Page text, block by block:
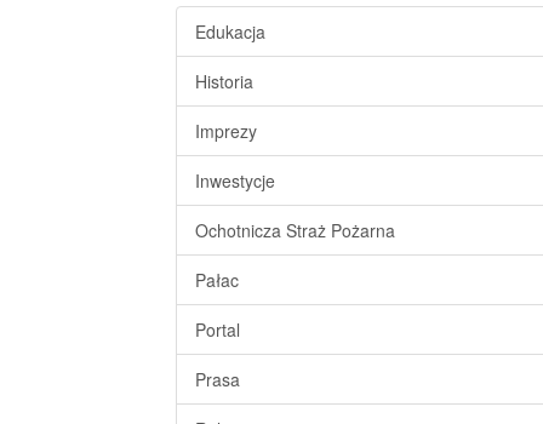
Edukacja
Historia
Imprezy
Inwestycje
Ochotnicza Straż Pożarna
Pałac
Portal
Prasa